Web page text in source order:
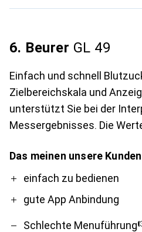
6. Beurer GL 49
Einfach und schnell
Zielbereichskala und
unterstützt Sie bei der
Messergebnisses. Die
Das meinen unsere Kunden
Proeinfach zu bedienen
gute App Anbindung
Contra
Schlechte